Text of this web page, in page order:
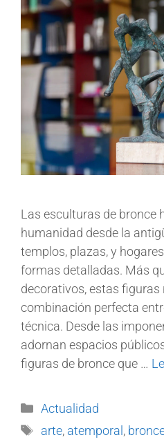
Las esculturas de bronce
humanidad desde la
templos, plazas, y
formas detalladas. Más
decorativos, estas figuras
combinación perfecta
técnica. Desde las
adornan espacios
figuras de bronce que …
Actualidad
arte, atemporal ,